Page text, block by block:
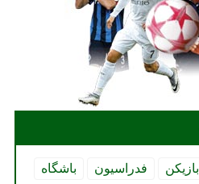
بازیكن فدراسیون
باشگاه